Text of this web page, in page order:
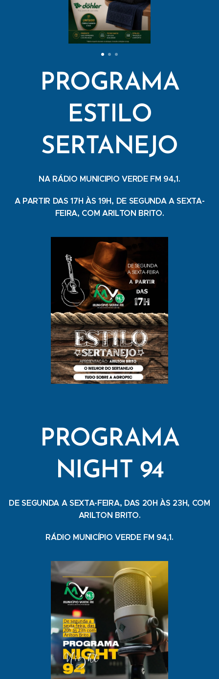
PROGRAMA
ESTILO
SERTANEJO
NA RÁDIO MUNICIPIO VERDE FM 94,1.
A PARTIR DAS 17H ÀS 19H, DE SEGUNDA A SEXTA-
FEIRA, COM ARILTON BRITO.
PROGRAMA
NIGHT 94
DE SEGUNDA A SEXTA-FEIRA, DAS 20H ÀS 23H, COM
ARILTON BRITO.
RÁDIO MUNICÍPIO VERDE FM 94,1.